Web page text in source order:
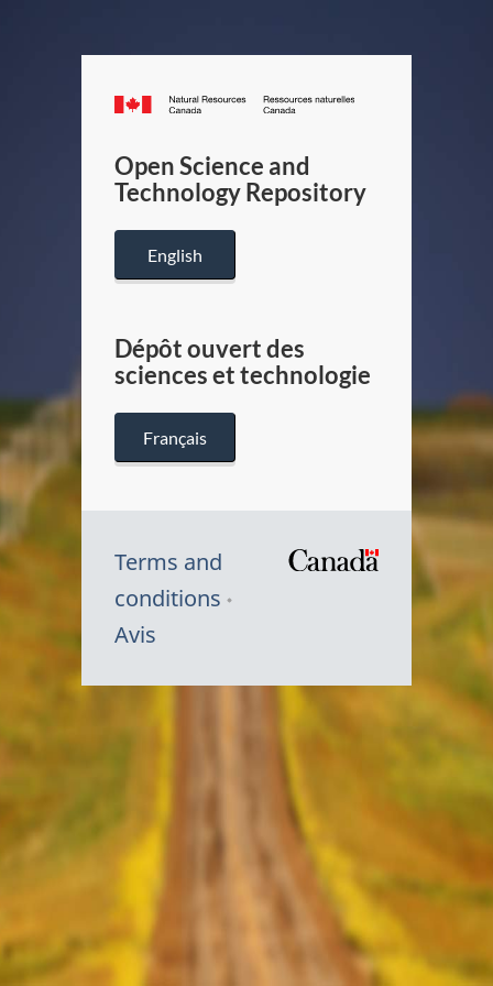
Canada.ca
/
Canada
Open Science and
Technology Repository
English
Dépôt ouvert des
sciences et technologie
Français
Terms and
conditions
Avis
Symbole
Canada